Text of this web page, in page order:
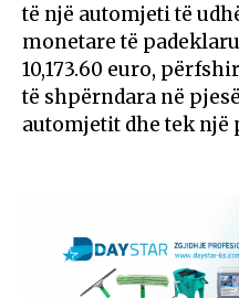
të një automjeti të
monetare të
10,173.60 euro,
të shpërndara në
automjetit dhe tek një